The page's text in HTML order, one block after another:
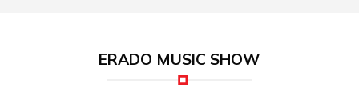
ERADO MUSIC SHOW